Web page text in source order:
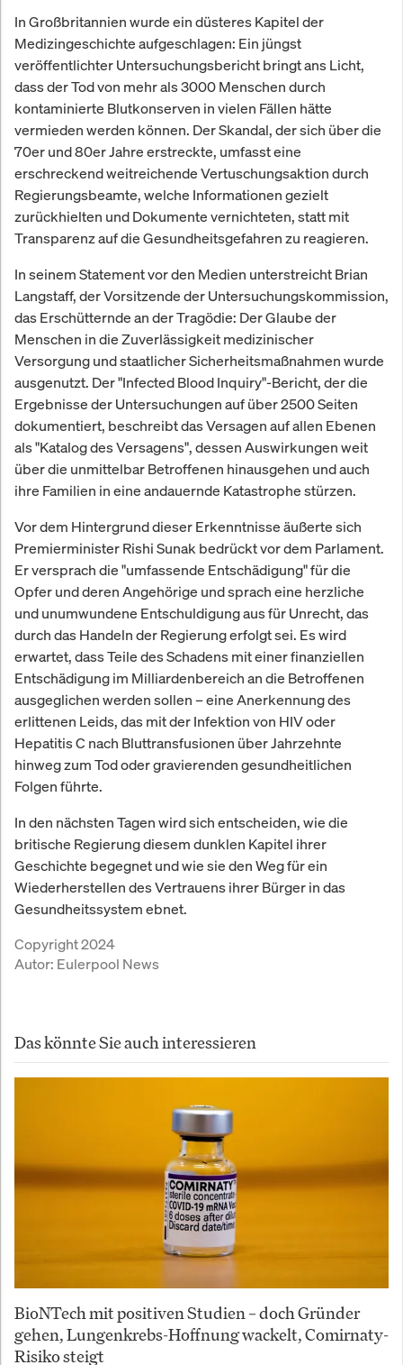
In Großbritannien wurde ein düsteres Kapitel der
Medizingeschichte aufgeschlagen: Ein jüngst
veröffentlichter Untersuchungsbericht bringt ans Licht,
dass der Tod von mehr als 3000 Menschen durch
kontaminierte Blutkonserven in vielen Fällen hätte
vermieden werden können. Der Skandal, der sich über die
70er und 80er Jahre erstreckte, umfasst eine
erschreckend weitreichende Vertuschungsaktion durch
Regierungsbeamte, welche Informationen gezielt
zurückhielten und Dokumente vernichteten, statt mit
Transparenz auf die Gesundheitsgefahren zu reagieren.
In seinem Statement vor den Medien unterstreicht Brian
Langstaff, der Vorsitzende der Untersuchungskommission,
das Erschütternde an der Tragödie: Der Glaube der
Menschen in die Zuverlässigkeit medizinischer
Versorgung und staatlicher Sicherheitsmaßnahmen wurde
ausgenutzt. Der "Infected Blood Inquiry"-Bericht, der die
Ergebnisse der Untersuchungen auf über 2500 Seiten
dokumentiert, beschreibt das Versagen auf allen Ebenen
als "Katalog des Versagens", dessen Auswirkungen weit
über die unmittelbar Betroffenen hinausgehen und auch
ihre Familien in eine andauernde Katastrophe stürzen.
Vor dem Hintergrund dieser Erkenntnisse äußerte sich
Premierminister Rishi Sunak bedrückt vor dem Parlament.
Er versprach die "umfassende Entschädigung" für die
Opfer und deren Angehörige und sprach eine herzliche
und unumwundene Entschuldigung aus für Unrecht, das
durch das Handeln der Regierung erfolgt sei. Es wird
erwartet, dass Teile des Schadens mit einer finanziellen
Entschädigung im Milliardenbereich an die Betroffenen
ausgeglichen werden sollen – eine Anerkennung des
erlittenen Leids, das mit der Infektion von HIV oder
Hepatitis C nach Bluttransfusionen über Jahrzehnte
hinweg zum Tod oder gravierenden gesundheitlichen
Folgen führte.
In den nächsten Tagen wird sich entscheiden, wie die
britische Regierung diesem dunklen Kapitel ihrer
Geschichte begegnet und wie sie den Weg für ein
Wiederherstellen des Vertrauens ihrer Bürger in das
Gesundheitssystem ebnet.
Copyright 2024
Autor: Eulerpool News
Das könnte Sie auch interessieren
BioNTech mit positiven Studien – doch Gründer
gehen, Lungenkrebs-Hoffnung wackelt, Comirnaty-
Risiko steigt